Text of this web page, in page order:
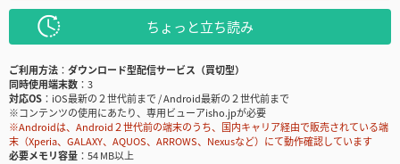
ちょっと立ち読み
ご利用方法
ダウンロード型配信サービス（買切型）
同時使用端末数
3
対応OS
iOS最新の２世代前まで / Android最新の２世代前まで
※コンテンツの使用にあたり、専用ビューアisho.jpが必要
※Androidは、Android２世代前の端末のうち、国内キャリア経由で販売されている端
末（Xperia、GALAXY、AQUOS、ARROWS、Nexusなど）にて動作確認しています
必要メモリ容量
54 MB以上